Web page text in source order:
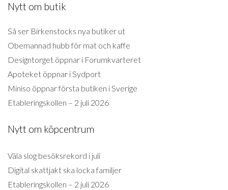
Nytt om butik
Så ser Birkenstocks nya butiker ut
Obemannad hubb för mat och kaffe
Designtorget öppnar i Forumkvarteret
Apoteket öppnar i Sydport
Miniso öppnar första butiken i Sverige
Etableringskollen – 2 juli 2026
Nytt om köpcentrum
Väla slog besöksrekord i juli
Digital skattjakt ska locka familjer
Etableringskollen – 2 juli 2026